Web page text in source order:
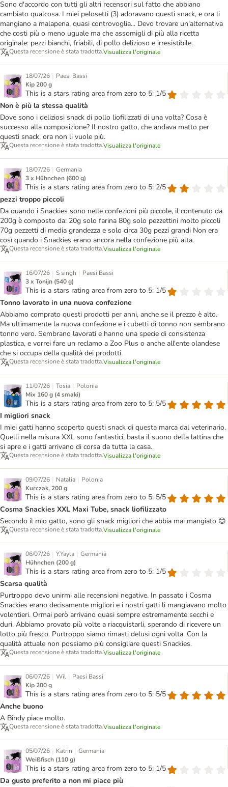
Sono d'accordo con tutti gli altri recensori sul fatto che abbiano
cambiato qualcosa. I miei pelosetti (3) adoravano questi snack, e ora li
mangiano a malapena, quasi controvoglia... Devo trovare un'alternativa
che costi più o meno uguale ma che assomigli di più alla ricetta
originale: pezzi bianchi, friabili, di pollo delizioso e irresistibile.
Questa recensione è stata tradotta.Visualizza l'originale
18/07/26 | Paesi Bassi
Kip 200 g
This is a stars rating area from zero to 5: 1/5
Non è più la stessa qualità
Dove sono i deliziosi snack di pollo liofilizzati di una volta? Cosa è
successo alla composizione? Il nostro gatto, che andava matto per
questi snack, ora non li vuole più.
Questa recensione è stata tradotta.Visualizza l'originale
18/07/26 | Germania
3 x Hühnchen (600 g)
This is a stars rating area from zero to 5: 2/5
pezzi troppo piccoli
Da quando i Snackies sono nelle confezioni più piccole, il contenuto da
200g è composto da: 20g solo farina 80g solo pezzettini molto piccoli
70g pezzetti di media grandezza e solo circa 30g pezzi grandi Non era
così quando i Snackies erano ancora nella confezione più alta.
Questa recensione è stata tradotta.Visualizza l'originale
16/07/26 | S singh | Paesi Bassi
3 x Tonijn (540 g)
This is a stars rating area from zero to 5: 1/5
Tonno lavorato in una nuova confezione
Abbiamo comprato questi prodotti per anni, anche se il prezzo è alto.
Ma ultimamente la nuova confezione e i cubetti di tonno non sembrano
tonno vero. Sembrano lavorati e hanno una specie di consistenza
plastica, e vorrei fare un reclamo a Zoo Plus o anche all'ente olandese
che si occupa della qualità dei prodotti.
Questa recensione è stata tradotta.Visualizza l'originale
11/07/26 | Tosia | Polonia
Mix 160 g (4 smaki)
This is a stars rating area from zero to 5: 5/5
I migliori snack
I miei gatti hanno scoperto questi snack di questa marca dal veterinario.
Quelli nella misura XXL sono fantastici, basta il suono della lattina che
si apre e i gatti arrivano di corsa da tutta la casa.
Questa recensione è stata tradotta.Visualizza l'originale
09/07/26 | Natalia | Polonia
Kurczak, 200 g
This is a stars rating area from zero to 5: 5/5
Cosma Snackies XXL Maxi Tube, snack liofilizzato
Secondo il mio gatto, sono gli snack migliori che abbia mai mangiato 😊
Questa recensione è stata tradotta.Visualizza l'originale
06/07/26 | Y.Yayla | Germania
Hühnchen (200 g)
This is a stars rating area from zero to 5: 1/5
Scarsa qualità
Purtroppo devo unirmi alle recensioni negative. In passato i Cosma
Snackies erano decisamente migliori e i nostri gatti li mangiavano molto
volentieri. Ormai però arrivano quasi sempre estremamente secchi e
duri. Abbiamo provato più volte a riacquistarli, sperando di ricevere un
lotto più fresco. Purtroppo siamo rimasti delusi ogni volta. Con la
qualità attuale non possiamo più consigliare questi Snackies.
Questa recensione è stata tradotta.Visualizza l'originale
06/07/26 | Wil | Paesi Bassi
Kip 200 g
This is a stars rating area from zero to 5: 5/5
Anche buono
A Bindy piace molto.
Questa recensione è stata tradotta.Visualizza l'originale
05/07/26 | Katrin | Germania
Weißfisch (110 g)
This is a stars rating area from zero to 5: 1/5
Da gusto preferito a non mi piace più